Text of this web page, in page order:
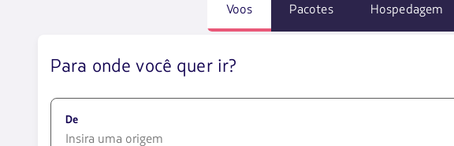
Voos Pacotes Hospedagem
Para onde você quer ir?
De